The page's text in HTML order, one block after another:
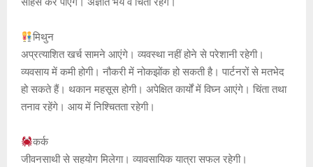
मिथुन
अप्रत्याशित खर्च सामने आएंगे। व्यवस्था नहीं होने से परेशानी रहेगी।
व्यवसाय में कमी होगी। नौकरी में नोकझोंक हो सकती है। पार्टनरों से मतभेद
हो सकते हैं। थकान महसूस होगी। अपेक्षित कार्यों में विघ्न आएंगे। चिंता तथा
तनाव रहेंगे। आय में निश्चितता रहेगी।
कर्क
जीवनसाथी से सहयोग मिलेगा। व्यावसायिक यात्रा सफल रहेगी।